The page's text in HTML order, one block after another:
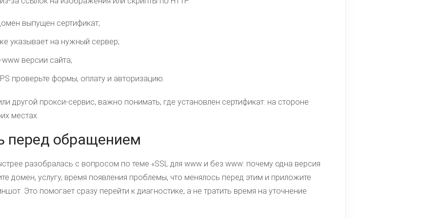
выпущен сертификат;
указывает на нужный сервер;
версии сайта;
проверьте формы, оплату и авторизацию.
другой прокси-сервис, важно понимать, где установлен сертификат: на стороне
местах.
перед обращением
разобралась с вопросом по теме «SSL для www и без www: почему одна версия
домен, услугу, время появления проблемы, что менялось перед этим и приложите
Это помогает сразу перейти к диагностике, а не тратить время на уточнение